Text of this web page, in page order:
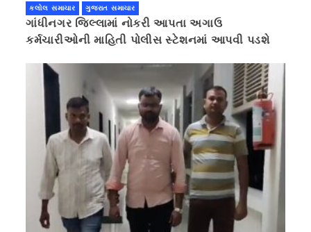
કલોલ સમાચાર ગુજરાત સમાચાર
ગાંધીનગર જિલ્લામાં નોકરી આપતા અગાઉ
કર્મચારીઓની માહિતી પોલીસ સ્ટેશનમાં આપવી પડશે